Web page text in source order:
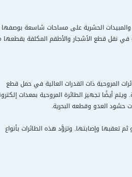
والمبيدات الحشرية على مساحات شاسعة بوصفها
في نقل قطع الأشجار والأطقم المكلفة
المروحية ذات القدرات العالية في حمل قطع
أيضًا تجهيز الطائرة المروحية بمعدات
حشود العدو وقطعه البحرية.
تعقبها وإصابتها. وتزوَّد هذه الطائرات بأنواع